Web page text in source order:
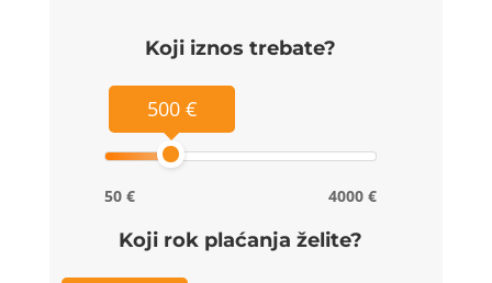
Koji iznos trebate?
500 €
50 € 4000 €
Koji rok plaćanja želite?